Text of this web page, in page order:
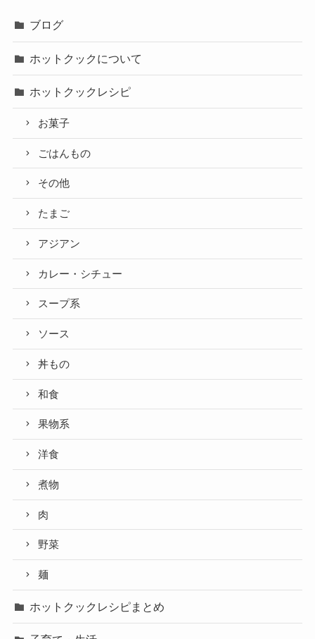
ブログ
ホットクックについて
ホットクックレシピ
お菓子
ごはんもの
その他
たまご
アジアン
カレー・シチュー
スープ系
ソース
丼もの
和食
果物系
洋食
煮物
肉
野菜
麺
ホットクックレシピまとめ